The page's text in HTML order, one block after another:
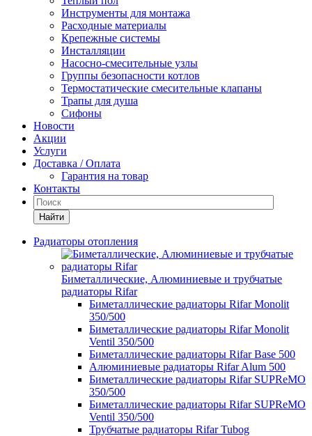
Инструменты для монтажа
Расходные материалы
Крепежные системы
Инсталляции
Насосно-смесительные узлы
Группы безопасности котлов
Термостатические смесительные клапаны
Трапы для душа
Сифоны
Новости
Акции
Услуги
Доставка / Оплата
Гарантия на товар
Контакты
Найти
Радиаторы отопления
Биметаллические, Алюминиевые и трубчатые
радиаторы Rifar
Биметаллические радиаторы Rifar Monolit
350/500
Биметаллические радиаторы Rifar Monolit
Ventil 350/500
Биметаллические радиаторы Rifar Base 500
Алюминиевые радиаторы Rifar Alum 500
Биметаллические радиаторы Rifar SUPReMO
350/500
Биметаллические радиаторы Rifar SUPReMO
Ventil 350/500
Трубчатые радиаторы Rifar Tubog